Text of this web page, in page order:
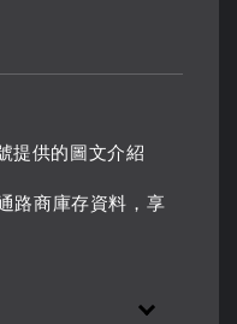
提供的圖文介紹
路商庫存資料，享